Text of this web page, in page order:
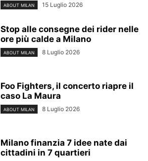
ABOUT MILAN 15 Luglio 2026
Stop alle consegne dei rider nelle
ore più calde a Milano
ABOUT MILAN 8 Luglio 2026
Foo Fighters, il concerto riapre il
caso La Maura
ABOUT MILAN 8 Luglio 2026
Milano finanzia 7 idee nate dai
cittadini in 7 quartieri